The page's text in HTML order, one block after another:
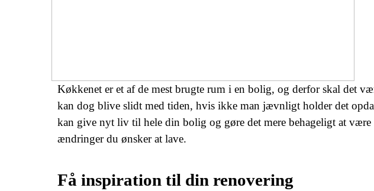
Køkkenet er et af de mest brugte rum i en bolig, og derfor skal det
kan dog blive slidt med tiden, hvis ikke man jævnligt holder det
kan give nyt liv til hele din bolig og gøre det mere behageligt at
ændringer du ønsker at lave.
Få inspiration til din renovering